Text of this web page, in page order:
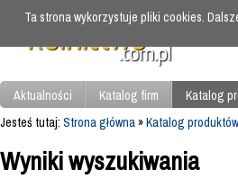
Aktualności Katalog firm
Katalog
Jesteś tutaj: Strona główna»Katalog produktów
Wyniki wyszukiwania
Ta strona wykorzystuje pliki cookies.